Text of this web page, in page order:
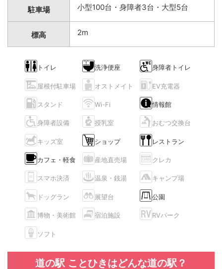
駐車場 小型100台・身障者3台・大型5台
標高 2m
トイレ 洗浄便座 身障者トイレ
屋根付駐車場 オストメイト EV充電器
スタンド Wi-Fi 情報館
身障者設備 授乳室 おむつ交換台
キッズ室 ショップ レストラン
カフェ・軽食 産地直売場 クレカ
スマホ決済 温泉・銭湯 キャンプ場
ドッグラン 展望台 公園
博物・美術館 宿泊施設 RVパーク
ソフト
道の駅 ことひきはどんな道の駅？